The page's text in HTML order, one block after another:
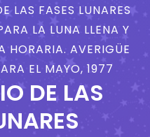
LAS FASES LUNARES
LA LUNA LLENA Y
HORARIA. AVERIGÜE
EL MAYO, 1977
DE LAS